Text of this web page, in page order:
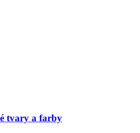
tvary a farby